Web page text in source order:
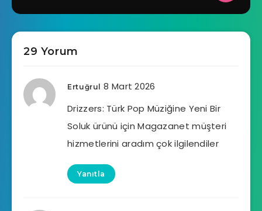
29 Yorum
Ertuğrul
8 Mart 2026
Drizzers: Türk Pop Müziğine Yeni Bir
Soluk ürünü için Magazanet müşteri
hizmetlerini aradım çok ilgilendiler
Yanıtla